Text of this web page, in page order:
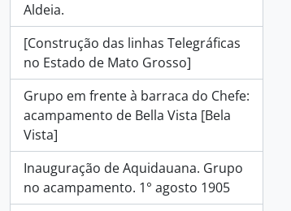
Aldeia.
[Construção das linhas Telegráficas
no Estado de Mato Grosso]
Grupo em frente à barraca do Chefe:
acampamento de Bella Vista [Bela
Vista]
Inauguração de Aquidauana. Grupo
no acampamento. 1° agosto 1905